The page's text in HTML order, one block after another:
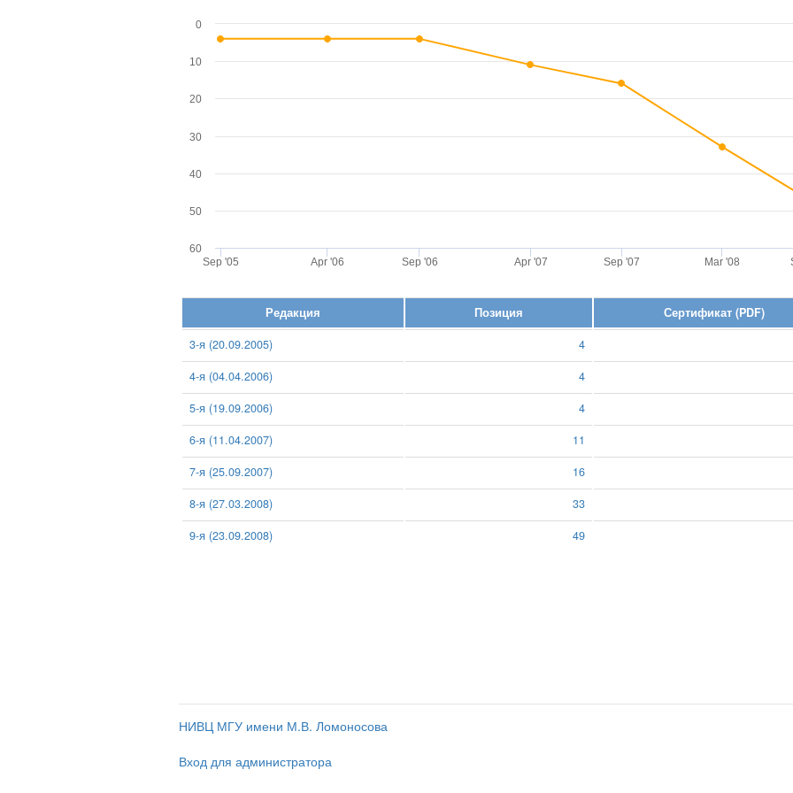
Sep '05 Apr '06 Sep '06 Apr '07 Sep '07 Mar '08
0
10
20
30
40
50
60
Редакция Позиция
Сертификат (PDF)
3-я (20.09.2005)
4
4-я (04.04.2006)
4
5-я (19.09.2006)
4
6-я (11.04.2007)
11
7-я (25.09.2007)
16
8-я (27.03.2008)
33
9-я (23.09.2008)
49
НИВЦ МГУ имени М.В. Ломоносова
Вход для администратора